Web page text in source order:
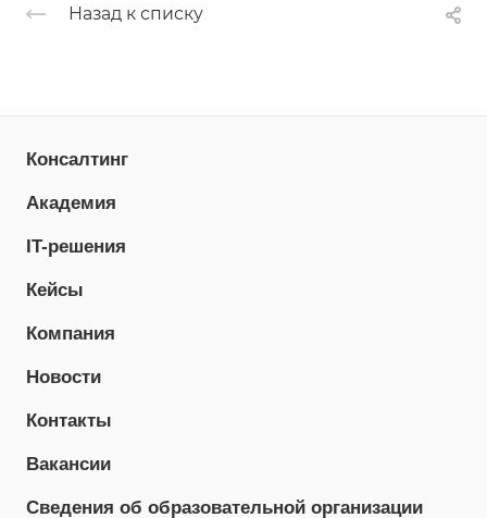
Назад к списку
Консалтинг
Академия
IT-решения
Кейсы
Компания
Новости
Контакты
Вакансии
Сведения об образовательной организации